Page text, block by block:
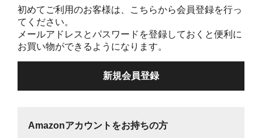
初めてご利用のお客様は、こちらから会員登録を行っ
てください。
メールアドレスとパスワードを登録しておくと便利に
お買い物ができるようになります。
Amazonアカウントをお持ちの方